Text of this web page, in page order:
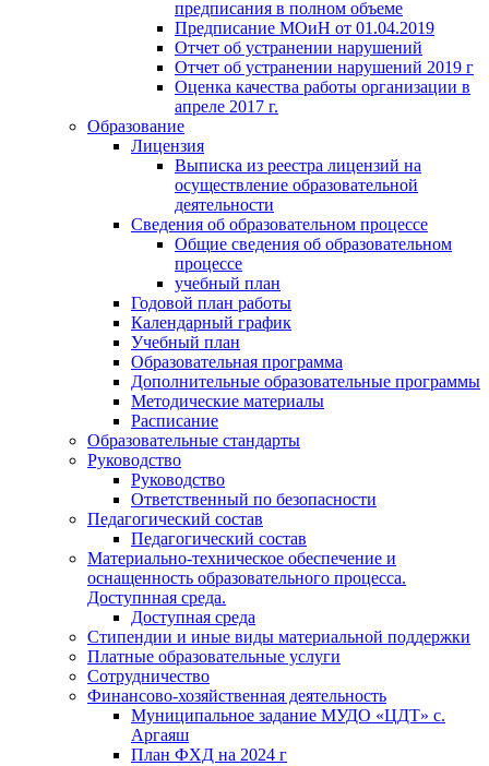
предписания в полном объеме
Предписание МОиН от 01.04.2019
Отчет об устранении нарушений
Отчет об устранении нарушений 2019 г
Оценка качества работы организации в
апреле 2017 г.
Образование
Лицензия
Выписка из реестра лицензий на
осуществление образовательной
деятельности
Сведения об образовательном процессе
Общие сведения об образовательном
процессе
учебный план
Годовой план работы
Календарный график
Учебный план
Образовательная программа
Дополнительные образовательные программы
Методические материалы
Расписание
Образовательные стандарты
Руководство
Руководство
Ответственный по безопасности
Педагогический состав
Педагогический состав
Материально-техническое обеспечение и
оснащенность образовательного процесса.
Доступнная среда.
Доступная среда
Стипендии и иные виды материальной поддержки
Платные образовательные услуги
Сотрудничество
Финансово-хозяйственная деятельность
Муниципальное задание МУДО «ЦДТ» с.
Аргаяш
План ФХД на 2024 г